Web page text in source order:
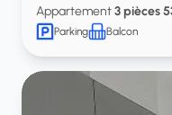
Appartement3 pièces
Parking Balcon